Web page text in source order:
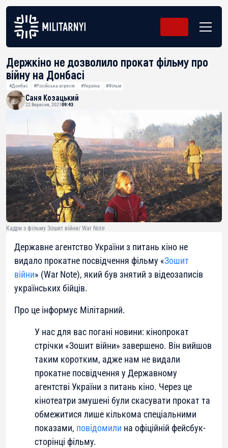
Держкіно не дозволило прокат фільму про
війну на Донбасі
#Донбас #Російська агресія #Україна #Фільм
Саня Козацький
22 Вересня, 202109:43
Кадри з фільму Зошит війни/ War Note
Державне агентство України з питань кіно не
видало прокатне посвідчення фільму «Зошит
війни» (War Note), який був знятий з відеозаписів
українських бійців.
Про це інформує Мілітарний.
У нас для вас погані новини: кінопрокат
стрічки «Зошит війни» завершено. Він вийшов
таким коротким, адже нам не видали
прокатне посвідчення у Державному
агентстві України з питань кіно. Через це
кінотеатри змушені були скасувати прокат та
обмежитися лише кількома спеціальними
показами, повідомили на офіційній фейсбук-
сторінці фільму.